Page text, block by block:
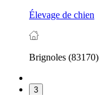
Élevage de chien
Brignoles (83170)
3